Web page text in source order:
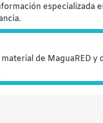
especializada
de MaguaRED y